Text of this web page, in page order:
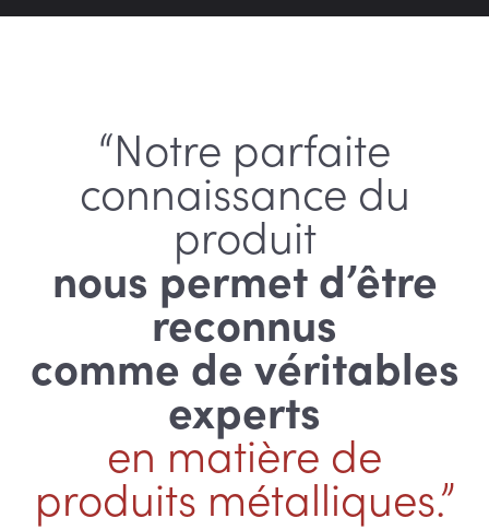
“Notre parfaite
connaissance du
produit
nous permet d’être
reconnus
comme de véritables
experts
en matière de
produits métalliques.”